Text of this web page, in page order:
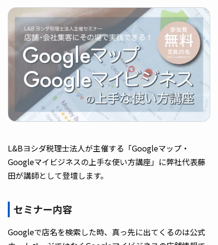
L&Bヨシダ税理士法人が主催する「Googleマップ・
Googleマイビジネスの上手な使い方講座」に弊社代表藤
田が講師として登壇します。
セミナー内容
Googleで店名を検索した時、真っ先に出てくるのは公式